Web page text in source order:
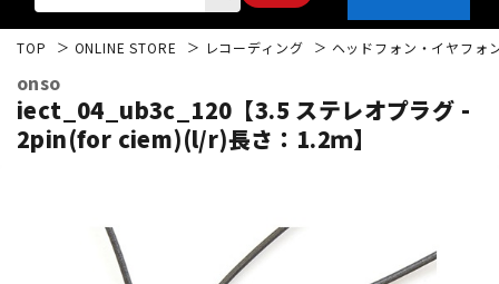
ベース
TOP ONLINE STORE レコーディング ヘッドフォン・イヤフォ
onso
iect_04_ub3c_120【3.5 ステレオプラグ -
2pin(for ciem)(l/r)長さ：1.2ｍ】